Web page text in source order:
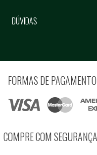
DÚVIDAS
FORMAS DE PAGAMENTO
COMPRE COM SEGURANÇA